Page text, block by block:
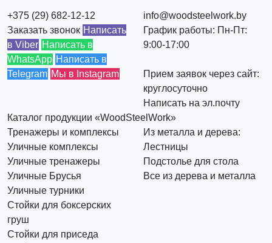
+375 (29) 682-12-12
Заказать звонок Написать
в Viber Написать в
WhatsApp Написать в
Telegram Мы в Instagram
info@woodsteelwork.by
График работы: Пн-Пт:
9:00-17:00
Прием заявок через сайт:
круглосуточно
Написать на эл.почту
Каталог продукции «WoodSteelWork»
Тренажеры и комплексы
Уличные комплексы
Уличные тренажеры
Уличные Брусья
Уличные турники
Стойки для боксерских
груш
Стойки для приседа
Из металла и дерева:
Лестницы
Подстолье для стола
Все из дерева и металла